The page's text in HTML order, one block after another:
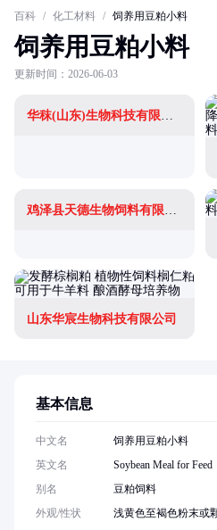
百科 / 化工材料 / 饲养用豆粕小料
饲养用豆粕小料
更新时间：2026-06-03
华秣(山东)生物科技有限公司
鸡泽县天德生物饲料有限公司
山东华宸生物科技有限公司
基本信息
中文名
饲养用豆粕小料
英文名
Soybean Meal for Feed
别名
豆粕饲料
外观/性状
浅黄色至褐色粉末或